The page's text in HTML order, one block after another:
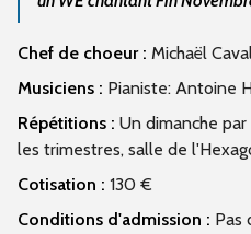
Chef de choeur : Michaël
Musiciens : Pianiste: Antoine
Répétitions : Un dimanche
les trimestres, salle de
Cotisation : 130 €
Conditions d'admission : Pas